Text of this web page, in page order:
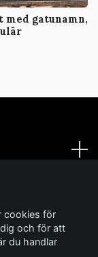
med gatunamn,
cookies för
och för att
du handlar